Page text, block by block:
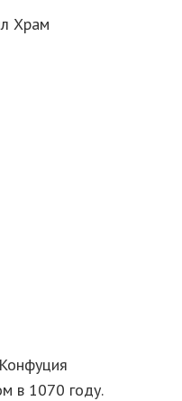
Храм
в 1070 году.